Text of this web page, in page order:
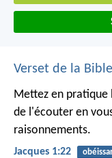
Verset de la
Mettez en pratique
de l'écouter en
raisonnements.
Jacques 1:22